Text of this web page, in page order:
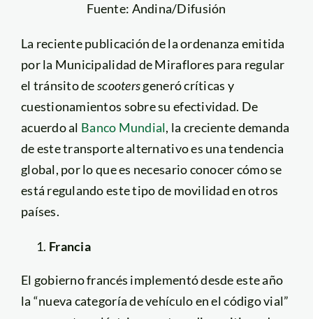
Fuente: Andina/Difusión
La reciente publicación de la ordenanza emitida
por la Municipalidad de Miraflores para regular
el tránsito descootersgeneró críticas y
cuestionamientos sobre su efectividad. De
acuerdo al Banco Mundial, la creciente demanda
de este transporte alternativo es una tendencia
global, por lo que es necesario conocer cómo se
está regulando este tipo de movilidad en otros
países.
Francia
El gobierno francés implementó desde este año
la “nueva categoría de vehículo en el código vial”